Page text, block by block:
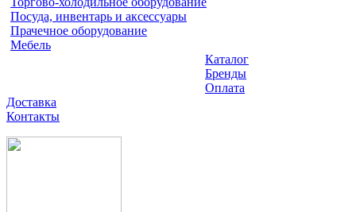
Посуда, инвентарь и аксессуары
Прачечное оборудование
Мебель
Каталог
Бренды
Оплата
Доставка
Контакты